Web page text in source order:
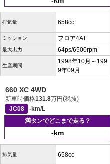
排気量 658cc
ミッション フロア4AT
最大出力 64ps/6500rpm
生産期間
1998年10月～199
9年09月
660 XC 4WD
新車時価格131.8万円(税抜)
JC08
-km/L
満タンでどこまで走る？
-km
排気量 658cc